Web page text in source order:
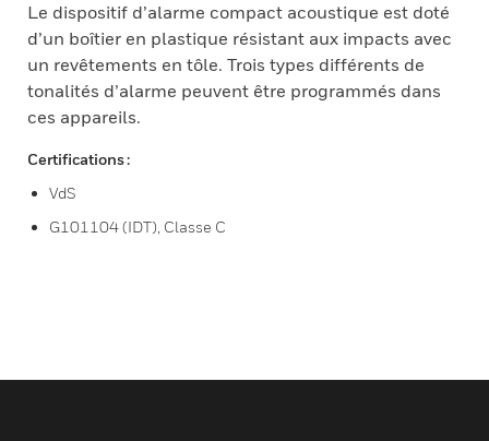
Le dispositif d’alarme compact acoustique est doté
d’un boîtier en plastique résistant aux impacts avec
un revêtements en tôle. Trois types différents de
tonalités d’alarme peuvent être programmés dans
ces appareils.
Certifications :
VdS
G101104 (IDT), Classe C